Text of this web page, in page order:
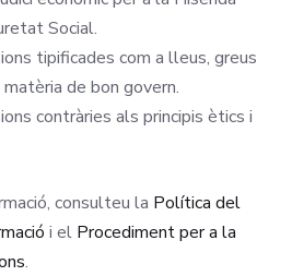
Social.
tipificades com a lleus, greus
de bon govern.
contràries als principis ètics i
consulteu la Política del
i el Procediment per a la
.